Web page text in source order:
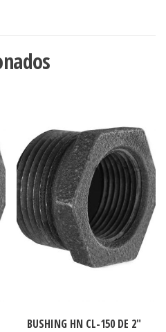
BUSHING HN CL-150 DE 2″